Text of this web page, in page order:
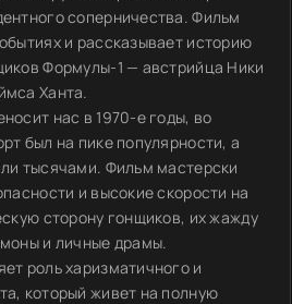
соперничества. Фильм
и рассказывает историю
Формулы-1 — австрийца Ники
Ханта.
нас в 1970-е годы, во
был на пике популярности, а
тысячами. Фильм мастерски
и высокие скорости на
сторону гонщиков, их жажду
и личные драмы.
роль харизматичного и
который живет на полную